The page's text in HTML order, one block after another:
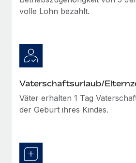
volle Lohn bezahlt.
Vaterschaftsurlaub/
Väter erhalten 1 Tag
der Geburt ihres Kindes.